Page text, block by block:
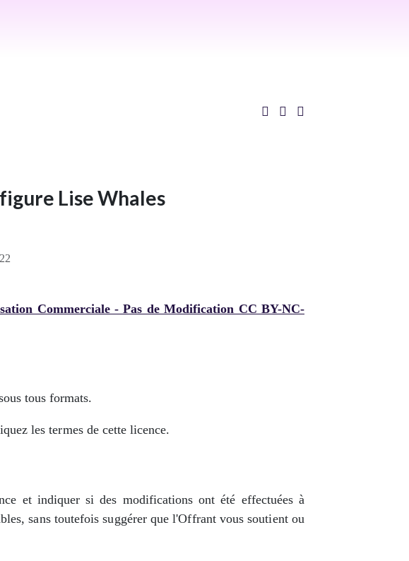
Lise Whales
Commerciale - Pas de Modification CC BY-NC-
tous formats.
les termes de cette licence.
et indiquer si des modifications ont été effectuées à
sans toutefois suggérer que l'Offrant vous soutient ou